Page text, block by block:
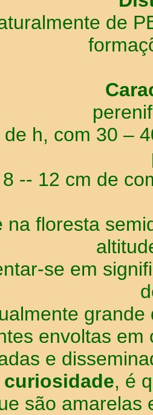
de
h, com 30 –
-- 12 cm de
na floresta
se em
envoltas em
e
curiosidade, é
são amarelas